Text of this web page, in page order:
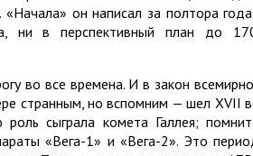
«Начала» он написал за полтора
ни в перспективный план до
во все времена. И в закон
странным, но вспомним — шел XVII
роль сыграла комета Галлея;
«Вега-1» и «Вега-2». Это